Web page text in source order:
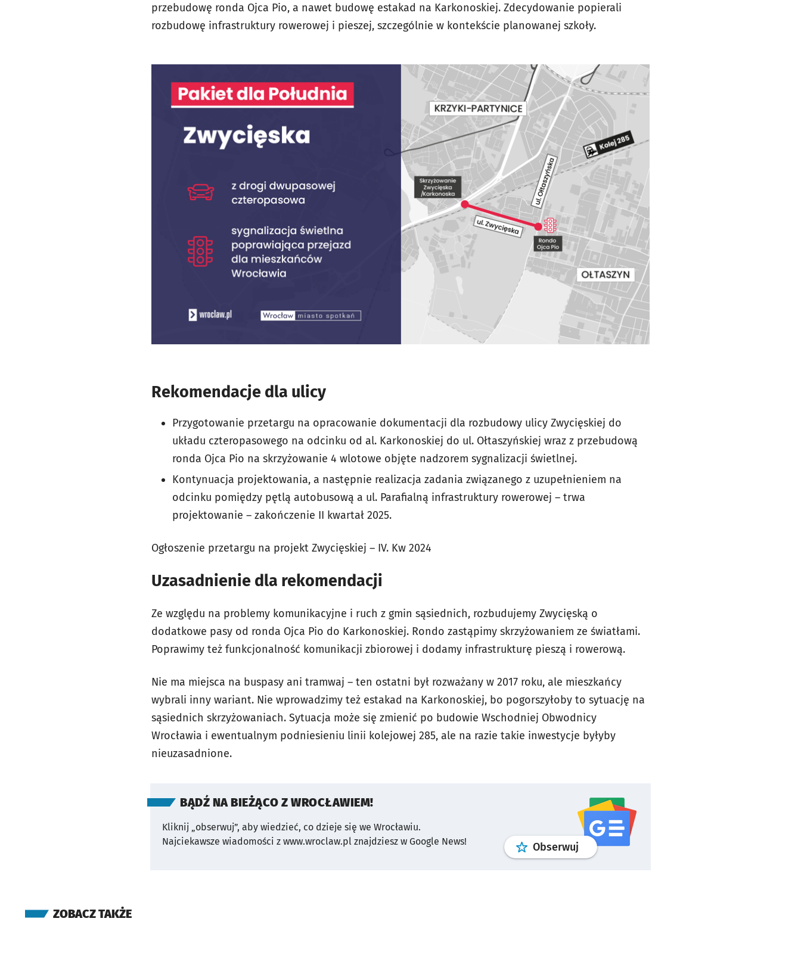
przebudowę ronda Ojca Pio, a nawet budowę estakad na Karkonoskiej. Zdecydowanie popierali
rozbudowę infrastruktury rowerowej i pieszej, szczególnie w kontekście planowanej szkoły.
Rekomendacje dla ulicy
Przygotowanie przetargu na opracowanie dokumentacji dla rozbudowy ulicy Zwycięskiej do
układu czteropasowego na odcinku od al. Karkonoskiej do ul. Ołtaszyńskiej wraz z przebudową
ronda Ojca Pio na skrzyżowanie 4 wlotowe objęte nadzorem sygnalizacji świetlnej.
Kontynuacja projektowania, a następnie realizacja zadania związanego z uzupełnieniem na
odcinku pomiędzy pętlą autobusową a ul. Parafialną infrastruktury rowerowej – trwa
projektowanie – zakończenie II kwartał 2025.
Ogłoszenie przetargu na projekt Zwycięskiej – IV. Kw 2024
Uzasadnienie dla rekomendacji
Ze względu na problemy komunikacyjne i ruch z gmin sąsiednich, rozbudujemy Zwycięską o
dodatkowe pasy od ronda Ojca Pio do Karkonoskiej. Rondo zastąpimy skrzyżowaniem ze światłami.
Poprawimy też funkcjonalność komunikacji zbiorowej i dodamy infrastrukturę pieszą i rowerową.
Nie ma miejsca na buspasy ani tramwaj – ten ostatni był rozważany w 2017 roku, ale mieszkańcy
wybrali inny wariant. Nie wprowadzimy też estakad na Karkonoskiej, bo pogorszyłoby to sytuację na
sąsiednich skrzyżowaniach. Sytuacja może się zmienić po budowie Wschodniej Obwodnicy
Wrocławia i ewentualnym podniesieniu linii kolejowej 285, ale na razie takie inwestycje byłyby
nieuzasadnione.
BĄDŹ NA BIEŻĄCO Z WROCŁAWIEM!
Kliknij „obserwuj”, aby wiedzieć, co dzieje się we Wrocławiu.
Najciekawsze wiadomości z www.wroclaw.pl znajdziesz w Google News!
Obserwuj profilgoogle news
ZOBACZ TAKŻE